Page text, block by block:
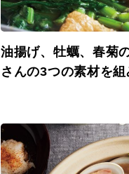
油揚げ、牡蠣、春菊
さんの3つの素材を